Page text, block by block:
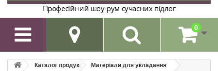
Професійний шоу-рум сучасних підлог
 0
Каталог продукції
Матеріали для укладання